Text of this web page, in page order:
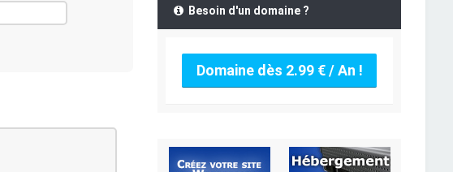
Besoin d'un domaine ?
Domaine dès 2.99 € / An !